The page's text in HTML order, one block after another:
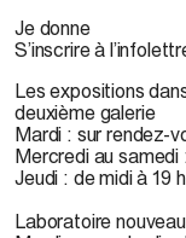
Je donne
S’inscrire à
Les expositions
deuxième galerie
Mardi : sur rendez-
Mercredi au samedi
Jeudi : de midi à 19 h
Laboratoire